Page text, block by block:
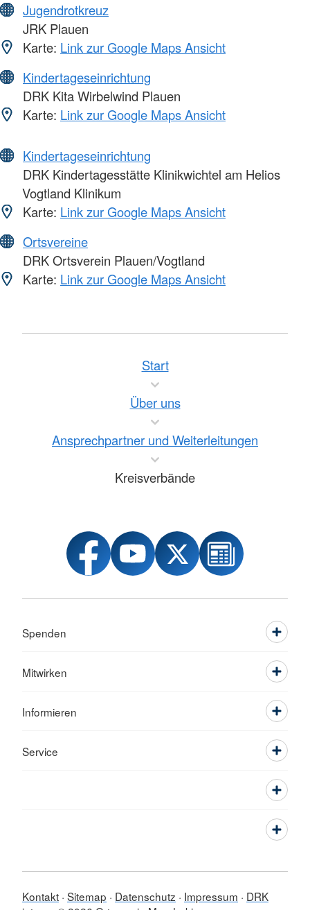
Jugendrotkreuz
JRK Plauen
Karte: Link zur Google Maps Ansicht
Kindertageseinrichtung
DRK Kita Wirbelwind Plauen
Karte: Link zur Google Maps Ansicht
Kindertageseinrichtung
DRK Kindertagesstätte Klinikwichtel am Helios
Vogtland Klinikum
Karte: Link zur Google Maps Ansicht
Ortsvereine
DRK Ortsverein Plauen/Vogtland
Karte: Link zur Google Maps Ansicht
Start
Über uns
Ansprechpartner und Weiterleitungen
Kreisverbände
Spenden
Mitwirken
Informieren
Service
Kontakt Sitemap Datenschutz Impressum
DRK